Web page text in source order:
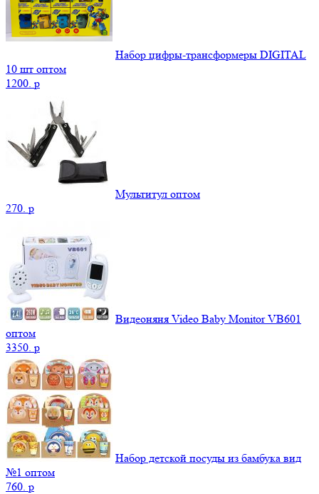
Набор цифры-трансформеры DIGITAL
10 шт оптом
1200. p
Мультитул оптом
270. p
Видеоняня Video Baby Monitor VB601
оптом
3350. p
Набор детской посуды из бамбука вид
№1 оптом
760. p